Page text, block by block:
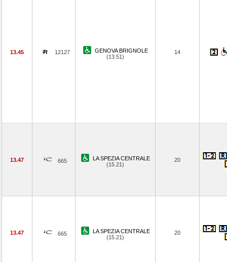
13.45 12127
GENOVA BRIGNOLE
(13.51)
14
13.47 665
LA SPEZIA CENTRALE
(15.21)
20
13.47 665
LA SPEZIA CENTRALE
(15.21)
20